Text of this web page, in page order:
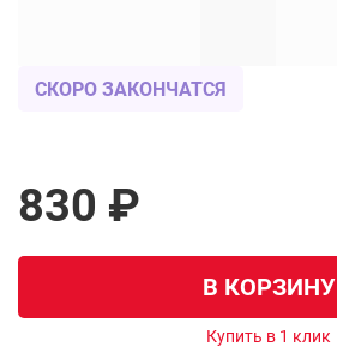
СКОРО ЗАКОНЧАТСЯ
830 ₽
В КОРЗИНУ
Купить в 1 клик